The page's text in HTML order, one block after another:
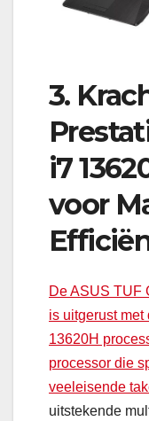
3.
i7
voor
De ASUS TUF
is uitgerust
13620H
processor die
veeleisende
uitstekende